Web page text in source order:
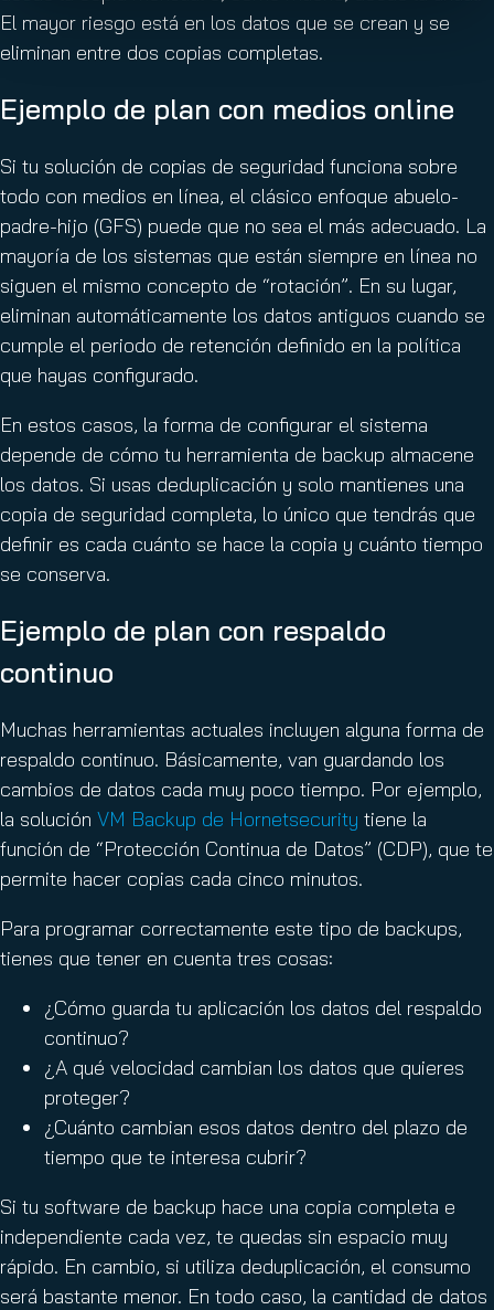
El mayor riesgo está en los datos que se crean y se
eliminan entre dos copias completas.
Ejemplo de plan con medios online
Si tu solución de copias de seguridad funciona sobre
todo con medios en línea, el clásico enfoque abuelo-
padre-hijo (GFS) puede que no sea el más adecuado. La
mayoría de los sistemas que están siempre en línea no
siguen el mismo concepto de “rotación”. En su lugar,
eliminan automáticamente los datos antiguos cuando se
cumple el periodo de retención definido en la política
que hayas configurado.
En estos casos, la forma de configurar el sistema
depende de cómo tu herramienta de backup almacene
los datos. Si usas deduplicación y solo mantienes una
copia de seguridad completa, lo único que tendrás que
definir es cada cuánto se hace la copia y cuánto tiempo
se conserva.
Ejemplo de plan con respaldo
continuo
Muchas herramientas actuales incluyen alguna forma de
respaldo continuo. Básicamente, van guardando los
cambios de datos cada muy poco tiempo. Por ejemplo,
la solución VM Backup de Hornetsecurity tiene la
función de “Protección Continua de Datos” (CDP), que te
permite hacer copias cada cinco minutos.
Para programar correctamente este tipo de backups,
tienes que tener en cuenta tres cosas:
¿Cómo guarda tu aplicación los datos del respaldo
continuo?
¿A qué velocidad cambian los datos que quieres
proteger?
¿Cuánto cambian esos datos dentro del plazo de
tiempo que te interesa cubrir?
Si tu software de backup hace una copia completa e
independiente cada vez, te quedas sin espacio muy
rápido. En cambio, si utiliza deduplicación, el consumo
será bastante menor. En todo caso, la cantidad de datos